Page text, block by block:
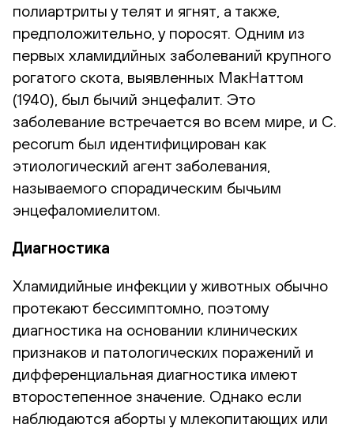
полиартриты у телят и ягнят, а также,
предположительно, у поросят. Одним из
первых хламидийных заболеваний крупного
рогатого скота, выявленных МакНаттом
(1940), был бычий энцефалит. Это
заболевание встречается во всем мире, и C.
pecorum был идентифицирован как
этиологический агент заболевания,
называемого спорадическим бычьим
энцефаломиелитом.
Диагностика
Хламидийные инфекции у животных обычно
протекают бессимптомно, поэтому
диагностика на основании клинических
признаков и патологических поражений и
дифференциальная диагностика имеют
второстепенное значение. Однако если
наблюдаются аборты у млекопитающих или